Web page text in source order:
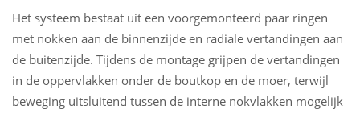
Het systeem bestaat uit een voorgemonteerd paar ringen
met nokken aan de binnenzijde en radiale vertandingen aan
de buitenzijde. Tijdens de montage grijpen de vertandingen
in de oppervlakken onder de boutkop en de moer, terwijl
beweging uitsluitend tussen de interne nokvlakken mogelijk